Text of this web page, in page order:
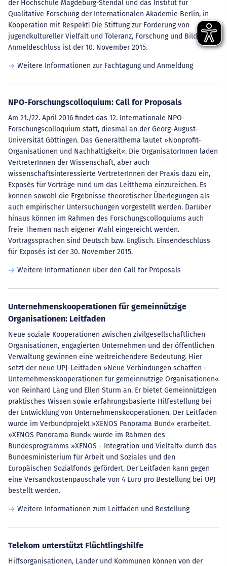
der Hochschule Magdeburg-Stendal und das Institut für
Qualitative Forschung der Internationalen Akademie Berlin, in
Kooperation mit Respekt! Die Stiftung zur Förderung von
jugendkultureller Vielfalt und Toleranz, Forschung und Bildung.
Anmeldeschluss ist der 10. November 2015.
Weitere Informationen zur Fachtagung und Anmeldung
NPO-Forschungscolloquium: Call for Proposals
Am 21./22. April 2016 findet das 12. Internationale NPO-
Forschungscolloquium statt, diesmal an der Georg-August-
Universität Göttingen. Das Generalthema lautet »Nonprofit-
Organisationen und Nachhaltigkeit«. Die OrganisatorInnen laden
VertreterInnen der Wissenschaft, aber auch
wissenschaftsinteressierte VertreterInnen der Praxis dazu ein,
Exposés für Vorträge rund um das Leitthema einzureichen. Es
können sowohl die Ergebnisse theoretischer Überlegungen als
auch empirischer Untersuchungen vorgestellt werden. Darüber
hinaus können im Rahmen des Forschungscolloquiums auch
freie Themen nach eigener Wahl eingereicht werden.
Vortragssprachen sind Deutsch bzw. Englisch. Einsendeschluss
für Exposés ist der 30. November 2015.
Weitere Informationen über den Call for Proposals
Unternehmenskooperationen für gemeinnützige
Organisationen: Leitfaden
Neue soziale Kooperationen zwischen zivilgesellschaftlichen
Organisationen, engagierten Unternehmen und der öffentlichen
Verwaltung gewinnen eine weitreichendere Bedeutung. Hier
setzt der neue UPJ-Leitfaden »Neue Verbindungen schaffen -
Unternehmenskooperationen für gemeinnützige Organisationen«
von Reinhard Lang und Ellen Sturm an. Er bietet Gemeinnützigen
praktisches Wissen sowie erfahrungsbasierte Hilfestellung bei
der Entwicklung von Unternehmenskooperationen. Der Leitfaden
wurde im Verbundprojekt »XENOS Panorama Bund« erarbeitet.
»XENOS Panorama Bund« wurde im Rahmen des
Bundesprogramms »XENOS - Integration und Vielfalt« durch das
Bundesministerium für Arbeit und Soziales und den
Europäischen Sozialfonds gefördert. Der Leitfaden kann gegen
eine Versandkostenpauschale von 4 Euro pro Bestellung bei UPJ
bestellt werden.
Weitere Informationen zum Leitfaden und Bestellung
Telekom unterstützt Flüchtlingshilfe
Hilfsorganisationen, Länder und Kommunen können von der